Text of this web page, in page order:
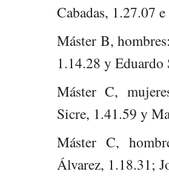
Cabadas, 1.27.07
Máster B,
1.14.28 y
Máster C,
Sicre, 1.41.59 y
Máster C,
Álvarez, 1.18.31;